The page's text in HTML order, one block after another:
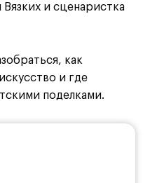
и сценаристка
как
и где
поделками.